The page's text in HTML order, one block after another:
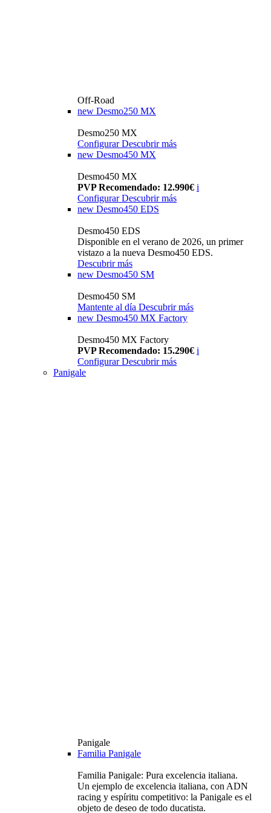
Off-Road
new Desmo250 MX
Desmo250 MX
Configurar Descubrir más
new Desmo450 MX
Desmo450 MX
PVP Recomendado: 12.990€ i
Configurar Descubrir más
new Desmo450 EDS
Desmo450 EDS
Disponible en el verano de 2026, un primer
vistazo a la nueva Desmo450 EDS.
Descubrir más
new Desmo450 SM
Desmo450 SM
Mantente al día Descubrir más
new Desmo450 MX Factory
Desmo450 MX Factory
PVP Recomendado: 15.290€ i
Configurar Descubrir más
Panigale
Panigale
Familia Panigale
Familia Panigale: Pura excelencia italiana.
Un ejemplo de excelencia italiana, con ADN
racing y espíritu competitivo: la Panigale es el
objeto de deseo de todo ducatista.